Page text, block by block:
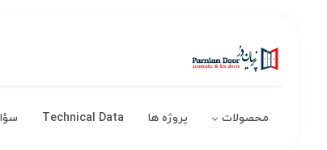
محصولات پروژه ها Technical Data